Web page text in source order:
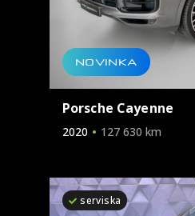
NOVINKA
Porsche Cayenne
2020 127 630 km
serviska